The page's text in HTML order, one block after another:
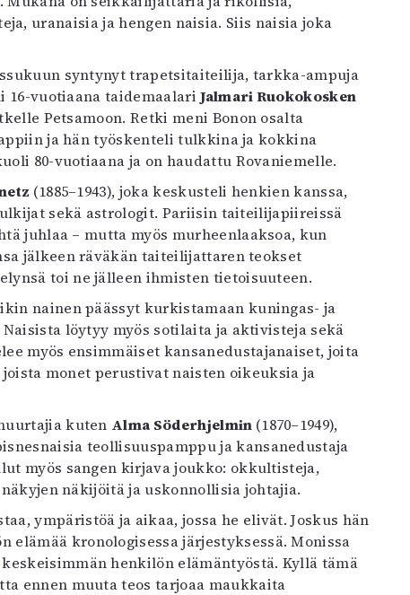
uranaisia ja hengen naisia. Siis naisia joka
syntynyt trapetsitaiteilija, tarkka-ampuja
16-vuotiaana taidemaalariJalmari Ruokokosken
Petsamoon. Retki meni Bonon osalta
ja hän työskenteli tulkkina ja kokkina
80-vuotiaana ja on haudattu Rovaniemelle.
(1885–1943), joka keskusteli henkien kanssa,
sekä astrologit. Pariisin taiteilijapiireissä
juhlaa – mutta myös murheenlaaksoa, kun
jälkeen räväkän taiteilijattaren teokset
toi ne jälleen ihmisten tietoisuuteen.
nainen päässyt kurkistamaan kuningas- ja
löytyy myös sotilaita ja aktivisteja sekä
myös ensimmäiset kansanedustajanaiset, joita
monet perustivat naisten oikeuksia ja
kuten Alma Söderhjelmin (1870–1949),
teollisuuspamppu ja kansanedustaja
myös sangen kirjava joukko: okkultisteja,
näkijöitä ja uskonnollisia johtajia.
ympäristöä ja aikaa, jossa he elivät. Joskus hän
kronologisessa järjestyksessä. Monissa
henkilön elämäntyöstä. Kyllä tämä
ennen muuta teos tarjoaa maukkaita